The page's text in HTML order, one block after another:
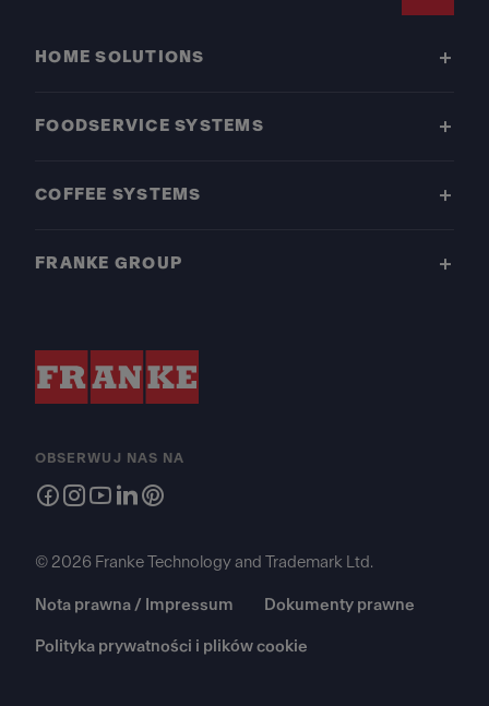
HOME SOLUTIONS
FOODSERVICE SYSTEMS
COFFEE SYSTEMS
FRANKE GROUP
OBSERWUJ NAS NA
© 2026 Franke Technology and Trademark Ltd.
Nota prawna / Impressum Dokumenty prawne
Polityka prywatności i plików cookie